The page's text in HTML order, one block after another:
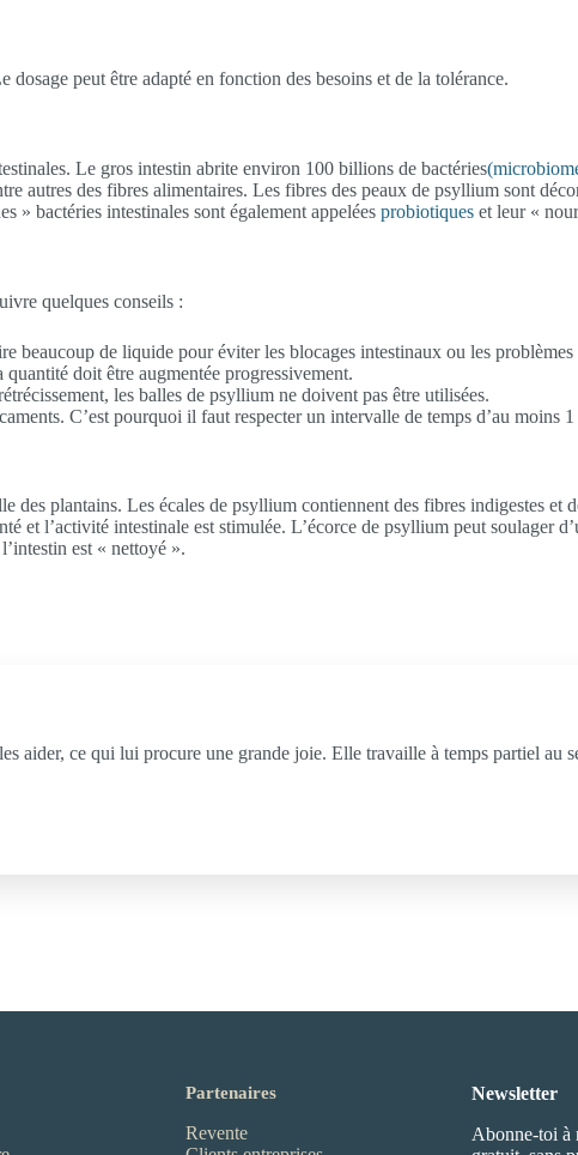
peut être adapté en fonction des besoins et de la tolérance.
Le gros intestin abrite environ 100 billions de bactéries
autres des fibres alimentaires. Les fibres des peaux de psyllium sont
» bactéries intestinales sont également appelées probiotiques et leur «
quelques conseils :
beaucoup de liquide pour éviter les blocages intestinaux ou les
doit être augmentée progressivement.
les balles de psyllium ne doivent pas être utilisées.
C’est pourquoi il faut respecter un intervalle de temps d’au moins 1
des plantains. Les écales de psyllium contiennent des fibres indigestes et
et l’activité intestinale est stimulée. L’écorce de psyllium peut soulager
est « nettoyé ».
aider, ce qui lui procure une grande joie. Elle travaille à temps partiel au
Partenaires
Revente
Newsletter
Abonne-toi à